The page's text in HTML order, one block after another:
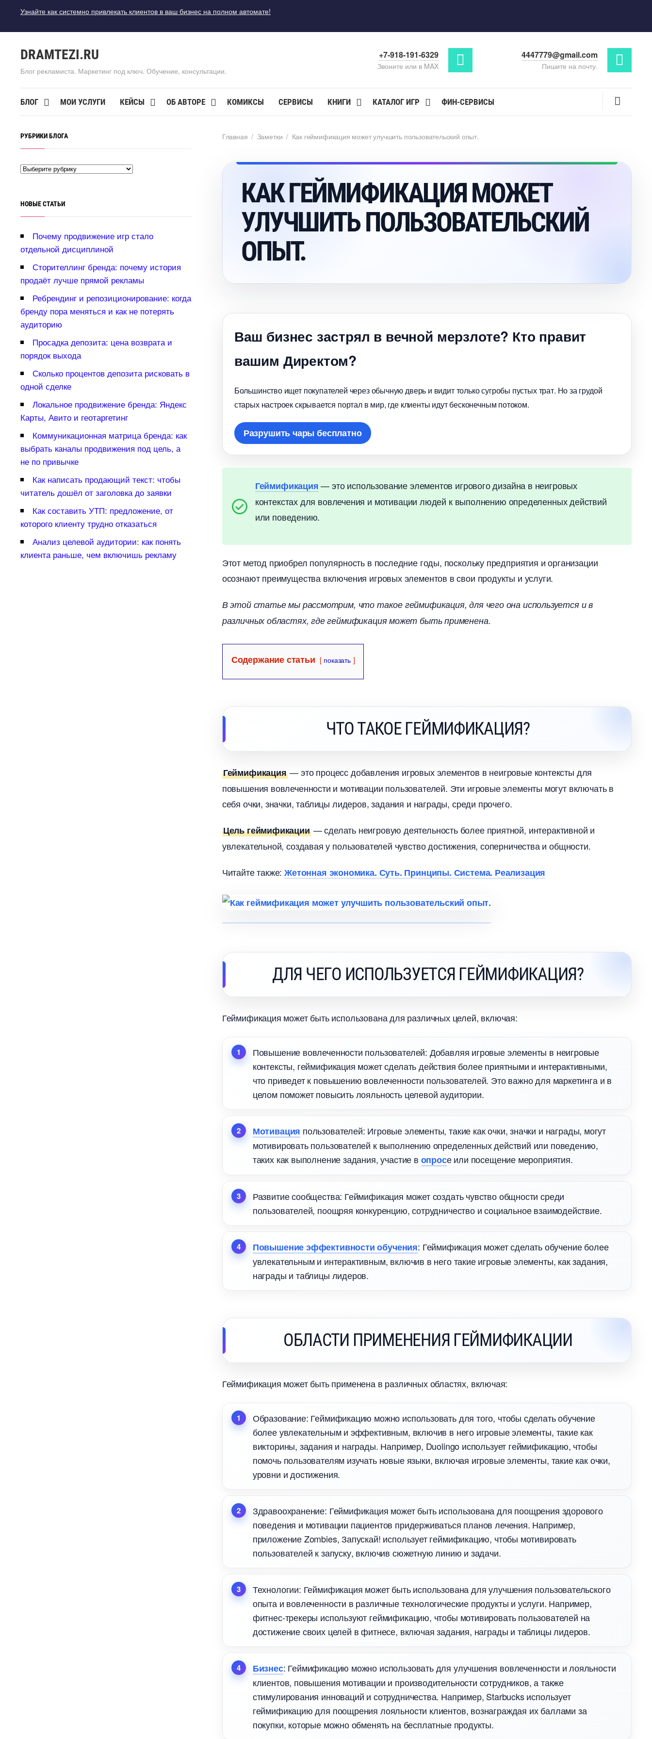
Узнайте как системно привлекать клиентов в ваш бизнес на полном автомате!
DRAMTEZI.RU
Блог рекламиста. Маркетинг под ключ. Обучение, консультации.
+7-918-191-6329
Звоните или в MAX
4447779@gmail.com
Пишите на почту.
БЛОГ МОИ УСЛУГИ КЕЙСЫ ОБ АВТОРЕ КОМИКСЫ СЕРВИСЫ КНИГИ КАТАЛОГ ИГР ФИН-СЕРВИСЫ
Главная / Заметки / Как геймификация может улучшить пользовательский опыт.
КАК ГЕЙМИФИКАЦИЯ МОЖЕТ
УЛУЧШИТЬ ПОЛЬЗОВАТЕЛЬСКИЙ
ОПЫТ.
аш бизнес застрял в вечной мерзлоте? Кто правит
ашим Директом?
Большинство ищет покупателей через обычную дверь и видит только сугробы пустых трат. Но за грудой
старых настроек скрывается портал в мир, где клиенты идут бесконечным потоком.
Разрушить чары бесплатно
Геймификация— это использование элементов игрового дизайна в неигровых
контекстах для вовлечения и мотивации людей к выполнению определенных действий
или поведению.
Этот метод приобрел популярность в последние годы, поскольку предприятия и организации
осознают преимущества включения игровых элементов в свои продукты и услуги.
этой статье мы рассмотрим, что такое геймификация, для чего она используется и
различных областях, где геймификация может быть применена.
Содержание статьи показать
ЧТО ТАКОЕ ГЕЙМИФИКАЦИЯ?
Геймификация— это процесс добавления игровых элементов в неигровые контексты для
повышения вовлеченности и мотивации пользователей. Эти игровые элементы могут включать
себя очки, значки, таблицы лидеров, задания и награды, среди прочего.
Цель геймификации— сделать неигровую деятельность более приятной, интерактивной и
увлекательной, создавая у пользователей чувство достижения, соперничества и общности.
Читайте также:Жетонная экономика. Суть. Принципы. Система. Реализация
ДЛЯ ЧЕГО ИСПОЛЬЗУЕТСЯ ГЕЙМИФИКАЦИЯ?
Геймификация может быть использована для различных целей, включая:
Повышение вовлеченности пользователей: Добавляя игровые элементы в неигровые
контексты, геймификация может сделать действия более приятными и интерактивными,
что приведет к повышению вовлеченности пользователей. Это важно для маркетинга и
целом поможет повысить лояльность целевой аудитории.
Мотивация пользователей: Игровые элементы, такие как очки, значки и награды, могут
мотивировать пользователей к выполнению определенных действий или поведению,
таких как выполнение задания, участие опросе или посещение мероприятия.
Развитие сообщества: Геймификация может создать чувство общности среди
пользователей, поощряя конкуренцию, сотрудничество и социальное взаимодействие.
Повышение эффективности обучения: Геймификация может сделать обучение более
увлекательным и интерактивным, включив в него такие игровые элементы, как задания,
награды и таблицы лидеров.
ОБЛАСТИ ПРИМЕНЕНИЯ ГЕЙМИФИКАЦИИ
Геймификация может быть применена в различных областях, включая:
Образование: Геймификацию можно использовать для того, чтобы сделать обучение
олее увлекательным и эффективным, включив в него игровые элементы, такие как
икторины, задания и награды. Например, Duolingo использует геймификацию, чтобы
помочь пользователям изучать новые языки, включая игровые элементы, такие как очки,
уровни и достижения.
Здравоохранение: Геймификация может быть использована для поощрения здорового
поведения и мотивации пациентов придерживаться планов лечения. Например,
приложение Zombies, Запускай! использует геймификацию, чтобы мотивировать
пользователей к запуску, включив сюжетную линию и задачи.
Технологии: Геймификация может быть использована для улучшения пользовательского
опыта и вовлеченности в различные технологические продукты и услуги. Например,
фитнес-трекеры используют геймификацию, чтобы мотивировать пользователей на
достижение своих целей в фитнесе, включая задания, награды и таблицы лидеров.
Бизнес: Геймификацию можно использовать для улучшения вовлеченности и лояльности
клиентов, повышения мотивации и производительности сотрудников, а также
стимулирования инноваций и сотрудничества. Например, Starbucks использует
еймификацию для поощрения лояльности клиентов, вознаграждая их баллами за
покупки, которые можно обменять на бесплатные продукты.
РУБРИКИ БЛОГА
НОВЫЕ СТАТЬИ
Почему продвижение игр стало
отдельной дисциплиной
Сторителлинг бренда: почему история
продаёт лучше прямой рекламы
Ребрендинг и репозиционирование: когда
ренду пора меняться и как не потерять
аудиторию
Просадка депозита: цена возврата и
порядок выхода
Сколько процентов депозита рисковать
одной сделке
Локальное продвижение бренда: Яндекс
Карты, Авито и геотаргетин
Коммуникационная матрица бренда: как
ыбрать каналы продвижения под цель, а
не по привычке
Как написать продающий текст: чтобы
читатель дошёл от заголовка до заявки
Как составить УТП: предложение, от
которого клиенту трудно отказаться
Анализ целевой аудитории: как понять
клиента раньше, чем включишь рекламу